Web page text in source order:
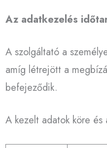
Az adatkezelés
A szolgáltató a
amíg létrejött a
befejeződik.
A kezelt adatok köre és